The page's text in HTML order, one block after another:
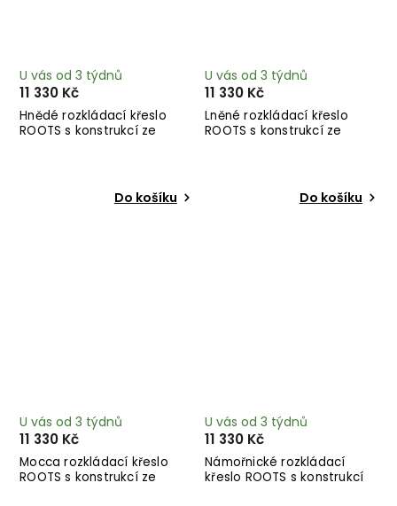
Hnědé rozkládací křeslo
ROOTS s konstrukcí ze
U vás od 3 týdnů
11 330 Kč
Do košíku
Lněné rozkládací křeslo
ROOTS s konstrukcí ze
U vás od 3 týdnů
11 330 Kč
Do košíku
Mocca rozkládací křeslo
ROOTS s konstrukcí ze
U vás od 3 týdnů
11 330 Kč
Námořnické rozkládací
křeslo ROOTS s konstrukcí
U vás od 3 týdnů
11 330 Kč